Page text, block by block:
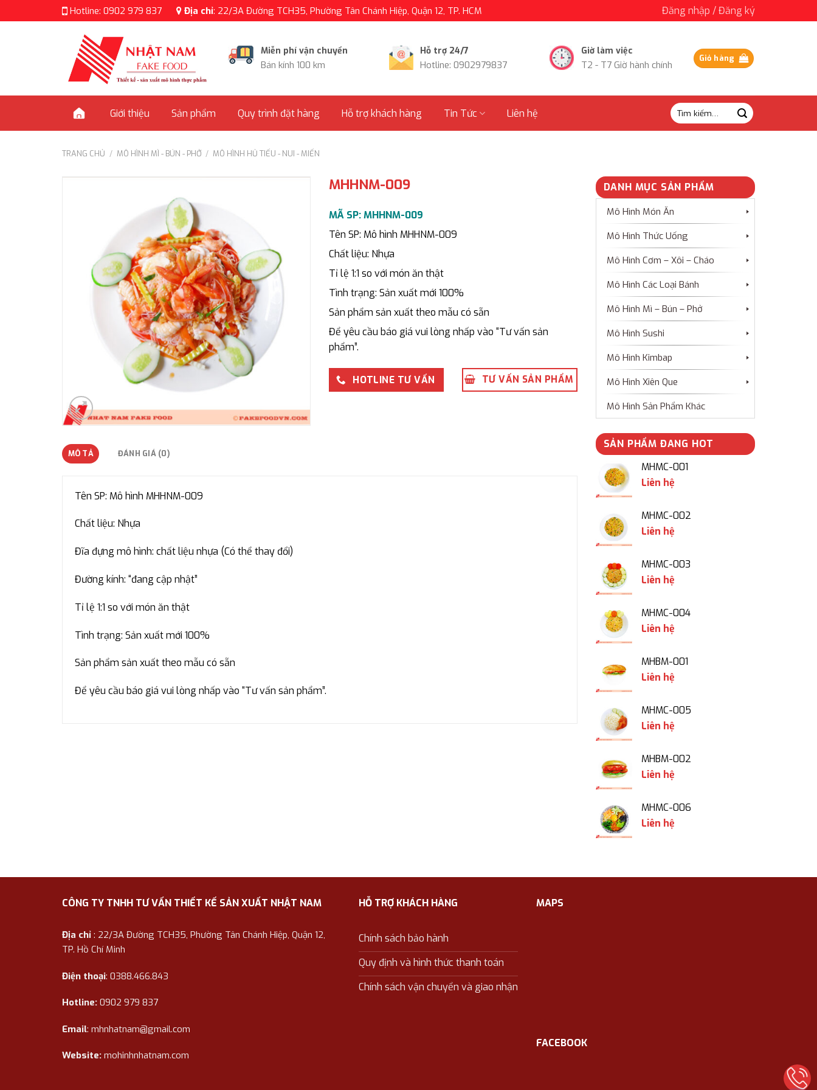
to
Hotline: 0902 979 837 Địa chỉ: 22/3A Đường TCH35, Phường Tân Chánh Hiệp, Quận 12, TP. HCM Đăng nhập / Đăng ký
Miễn phí vận chuyển
Bán kính 100 km
Hỗ trợ 24/7
Hotline: 0902979837
Giờ làm việc
T2 - T7 Giờ hành chính
Giỏ hàng
Giới thiệu Sản phẩm Quy trình đặt hàng Hỗ trợ khách hàng Tin Tức Liên hệ
Tìm
kiếm:
TRANG CHỦ / MÔ HÌNH MÌ - BÚN - PHỞ / MÔ HÌNH HỦ TIẾU - NUI - MIẾN
MHHNM-009
MÃ SP: MHHNM-009
Tên SP: Mô hình MHHNM-009
Chất liệu: Nhựa
Tỉ lệ 1:1 so với món ăn thật
Tình trạng: Sản xuất mới 100%
Sản phẩm sản xuất theo mẫu có sẵn
Để yêu cầu báo giá vui lòng nhấp vào “Tư vấn sản
phẩm”.
HOTLINE TƯ VẤN TƯ VẤN SẢN PHẨM
MÔ TẢ ĐÁNH GIÁ (0)
Tên SP: Mô hình MHHNM-009
Chất liệu: Nhựa
Đĩa đựng mô hình: chất liệu nhựa (Có thể thay đổi)
Đường kính: “đang cập nhật”
Tỉ lệ 1:1 so với món ăn thật
Tình trạng: Sản xuất mới 100%
Sản phẩm sản xuất theo mẫu có sẵn
Để yêu cầu báo giá vui lòng nhấp vào “Tư vấn sản phẩm”.
DANH MỤC SẢN PHẨM
Mô Hình Món Ăn
Mô Hình Thức Uống
Mô Hình Cơm – Xôi – Cháo
Mô Hình Các Loại Bánh
Mô Hình Mì – Bún – Phở
Mô Hình Sushi
Mô Hình Kimbap
Mô Hình Xiên Que
Mô Hình Sản Phẩm Khác
SẢN PHẨM ĐANG HOT
MHMC-001
Liên hệ
MHMC-002
Liên hệ
MHMC-003
Liên hệ
MHMC-004
Liên hệ
MHBM-001
Liên hệ
MHMC-005
Liên hệ
MHBM-002
Liên hệ
MHMC-006
Liên hệ
CÔNG TY TNHH TƯ VẤN THIẾT KẾ SẢN XUẤT NHẬT NAM
Địa chỉ : 22/3A Đường TCH35, Phường Tân Chánh Hiệp, Quận 12,
TP. Hồ Chí Minh
Điện thoại: 0388.466.843
Hotline: 0902 979 837
Email: mhnhatnam@gmail.com
Website: mohinhnhatnam.com
HỖ TRỢ KHÁCH HÀNG
Chính sách bảo hành
Quy định và hình thức thanh toán
Chính sách vận chuyển và giao nhận
MAPS
FACEBOOK